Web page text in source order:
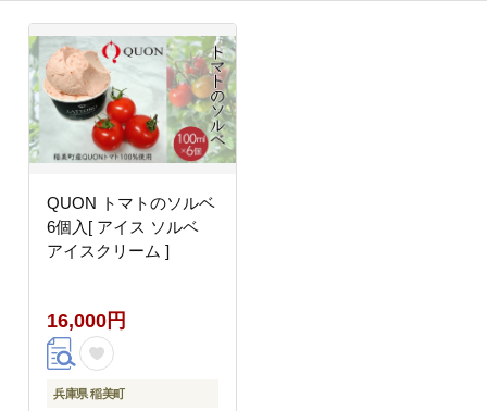
QUON トマトのソルベ
6個入[ アイス ソルベ
アイスクリーム ]
16,000円
兵庫県 稲美町